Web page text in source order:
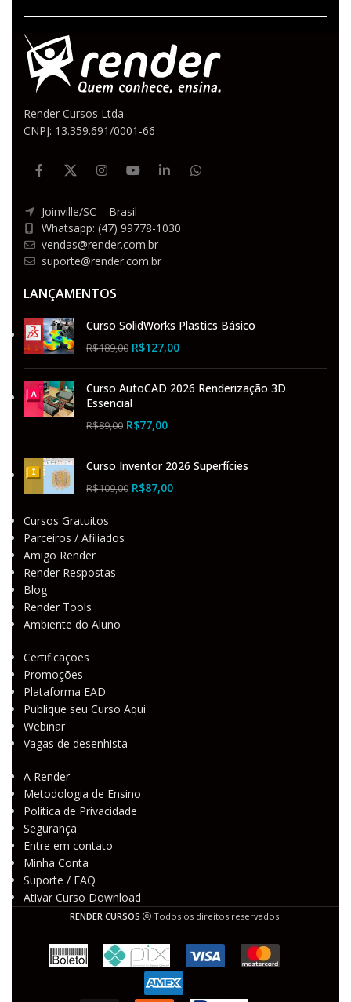
Render Cursos Ltda
CNPJ: 13.359.691/0001-66
Joinville/SC – Brasil
Whatsapp: (47) 99778-1030
vendas@render.com.br
suporte@render.com.br
LANÇAMENTOS
Curso SolidWorks Plastics Básico
R$189,00 R$127,00
Curso AutoCAD 2026 Renderização 3D
Essencial
R$89,00 R$77,00
Curso Inventor 2026 Superfícies
R$109,00 R$87,00
Cursos Gratuitos
Parceiros / Afiliados
Amigo Render
Render Respostas
Blog
Render Tools
Ambiente do Aluno
Certificações
Promoções
Plataforma EAD
Publique seu Curso Aqui
Webinar
Vagas de desenhista
A Render
Metodologia de Ensino
Política de Privacidade
Segurança
Entre em contato
Minha Conta
Suporte / FAQ
Ativar Curso Download
RENDER CURSOS Todos os direitos reservados.